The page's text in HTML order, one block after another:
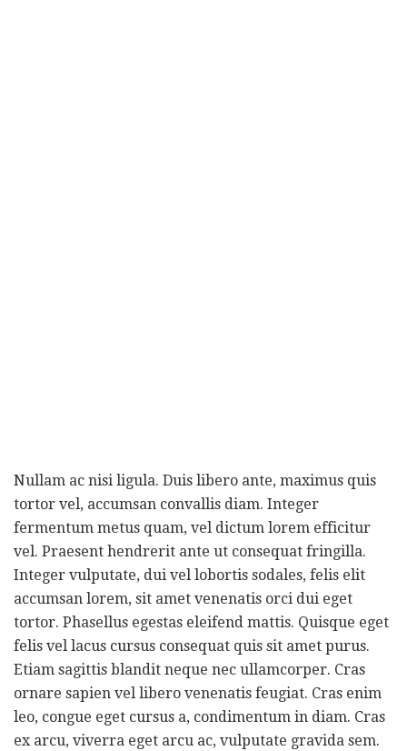
Nullam ac nisi ligula. Duis libero ante, maximus quis
tortor vel, accumsan convallis diam. Integer
fermentum metus quam, vel dictum lorem efficitur
vel. Praesent hendrerit ante ut consequat fringilla.
Integer vulputate, dui vel lobortis sodales, felis elit
accumsan lorem, sit amet venenatis orci dui eget
tortor. Phasellus egestas eleifend mattis. Quisque eget
felis vel lacus cursus consequat quis sit amet purus.
Etiam sagittis blandit neque nec ullamcorper. Cras
ornare sapien vel libero venenatis feugiat. Cras enim
leo, congue eget cursus a, condimentum in diam. Cras
ex arcu, viverra eget arcu ac, vulputate gravida sem.